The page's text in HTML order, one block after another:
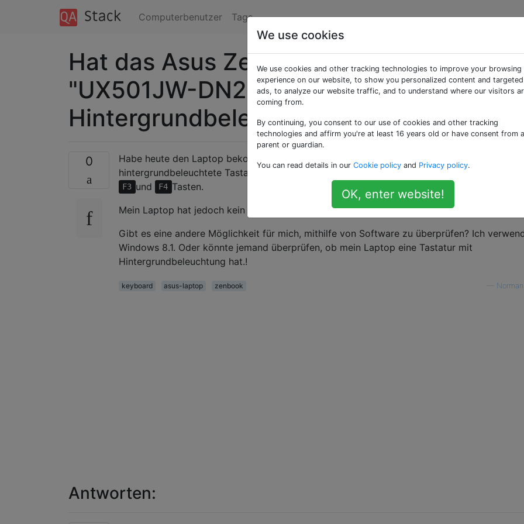
Computerbenutzer Tags
Hat das Asus Zenbook (ASUS 15.6
"UX501JW-DN233H) eine Tastatur mit
Hintergrundbeleuchtung?
0
Habe heute den Laptop bekommen. Lesen Sie online , dass der Laptop eine
hintergrundbeleuchtete Tastatur hat, obwohl das war ‚pro‘ und wurden auf die zugeordnete
F3 und F4 Tasten.
Mein Laptop hat jedoch kein Bild auf den Tasten f3 und f4 (das mit dem Tastaturbild).
Gibt es eine andere Möglichkeit für mich, mithilfe von Software zu überprüfen? Ich
Windows 8.1. Oder könnte jemand überprüfen, ob mein Laptop eine Tastatur mit
Hintergrundbeleuchtung hat.!
keyboard asus-laptop zenbook
Antworten:
We use cookies
We use cookies and other tracking technologies to improve your browsing
experience on our website, to show you personalized content and targeted
ads, to analyze our website traffic, and to understand where our visitors
coming from.
By continuing, you consent to our use of cookies and other tracking
technologies and affirm you're at least 16 years old or have consent from a
parent or guardian.
You can read details in our Cookie policy and Privacy policy.
OK, enter website!